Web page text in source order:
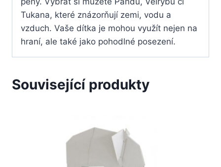
Tukana, které znázorňují zemi, vodu a
vzduch. Vaše dítka je mohou využít nejen na
hraní, ale také jako pohodlné posezení.
Související produkty